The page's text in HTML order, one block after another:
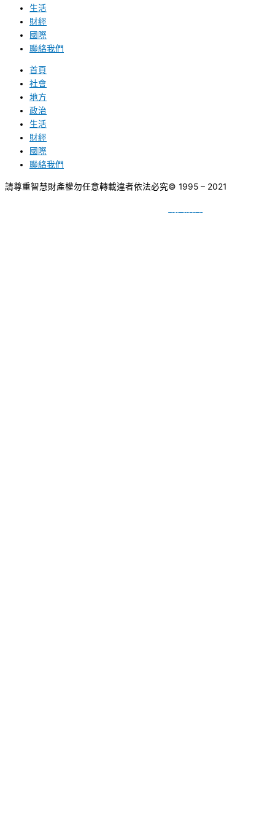
生活
財經
國際
聯絡我們
首頁
社會
地方
政治
生活
財經
國際
聯絡我們
請尊重智慧財產權勿任意轉載違者依法必究© 1995 – 2021